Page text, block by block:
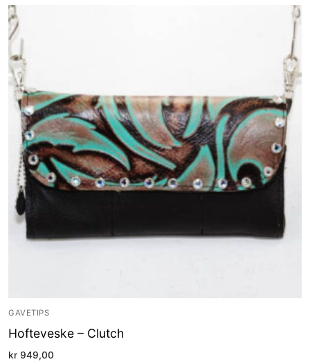
GAVETIPS
Hofteveske – Clutch
kr 949,00